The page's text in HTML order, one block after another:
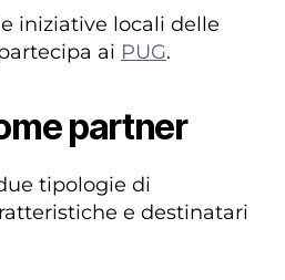
iniziative locali delle
ai PUG.
partner
tipologie di
e destinatari